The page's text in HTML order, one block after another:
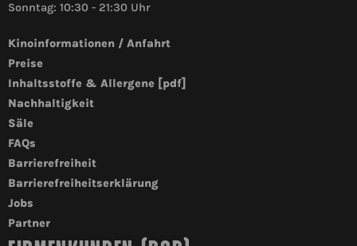
Sonntag: 10:30 - 21:30 Uhr
Kinoinformationen / Anfahrt
Preise
Inhaltsstoffe & Allergene [pdf]
Nachhaltigkeit
Säle
FAQs
Barrierefreiheit
Barrierefreiheitserklärung
Jobs
Partner